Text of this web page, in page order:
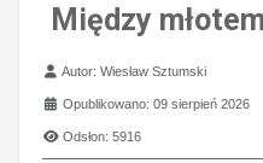
Między
Szczegóły
Autor:Wiesław Sztumski
Opublikowano: 09 sierpień 2026
Odsłon: 5916